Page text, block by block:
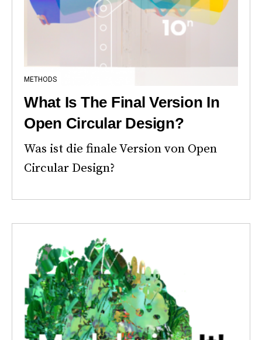
METHODS
What Is The Final Version In
Open Circular Design?
Was ist die finale Version von Open
Circular Design?